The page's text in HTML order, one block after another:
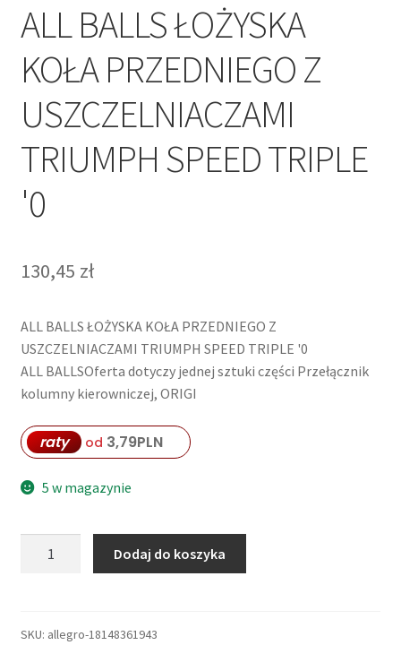
ALL BALLS ŁOŻYSKA
KOŁA PRZEDNIEGO Z
USZCZELNIACZAMI
TRIUMPH SPEED TRIPLE
'0
130,45 zł
ALL BALLS ŁOŻYSKA KOŁA PRZEDNIEGO Z
USZCZELNIACZAMI TRIUMPH SPEED TRIPLE '0
ALL BALLSOferta dotyczy jednej sztuki części Przełącznik
kolumny kierowniczej, ORIGI
raty od 3,79PLN
5 w magazynie
KOŁA
Dodaj do koszyka
SKU: allegro-18148361943